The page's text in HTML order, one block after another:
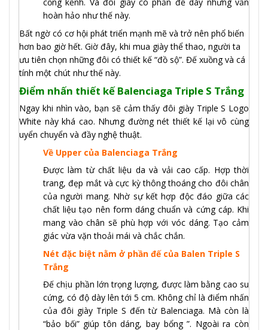
hoàn hảo như thế này.
Bất ngờ có cơ hội phát triển mạnh mẽ và trở nên phổ biến
hơn bao giờ hết. Giờ đây, khi mua giày thể thao, người ta
ưu tiên chọn những đôi có thiết kế “đồ sộ”. Đế xuồng và cá
tính một chút như thế này.
Điểm nhấn thiết kế Balenciaga Triple S Trắng
Ngay khi nhìn vào, bạn sẽ cảm thấy đôi giày Triple S Logo
White này khá cao. Nhưng đường nét thiết kế lại vô cùng
uyển chuyển và đầy nghệ thuật.
Về Upper của Balenciaga Trắng
Được làm từ chất liệu da và vải cao cấp. Hợp thời
trang, đẹp mắt và cực kỳ thông thoáng cho đôi chân
của người mang. Nhờ sự kết hợp độc đáo giữa các
chất liệu tạo nên form dáng chuẩn và cứng cáp. Khi
mang vào chân sẽ phù hợp với vóc dáng. Tạo cảm
giác vừa vặn thoải mái và chắc chắn.
Nét đặc biệt nằm ở phần đế của Balen Triple S
Trắng
Đế chịu phần lớn trọng lượng, được làm bằng cao su
cứng, có độ dày lên tới 5 cm. Không chỉ là điểm nhấn
của đôi giày Triple S đến từ Balenciaga. Mà còn là
“bảo bối” giúp tôn dáng, bay bổng ”. Ngoài ra còn